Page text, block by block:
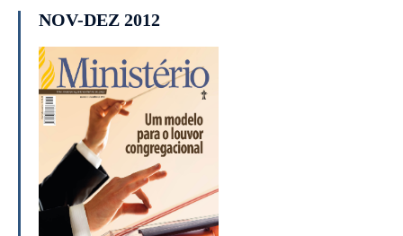
NOV-DEZ 2012